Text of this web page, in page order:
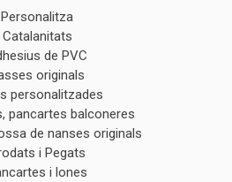
Personalitza
Catalanitats
de PVC
originals
personalitzades
pancartes balconeres
de nanses originals
i Pegats
i lones